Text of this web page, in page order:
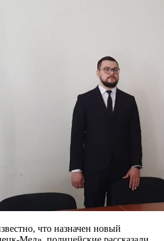
что назначен новый